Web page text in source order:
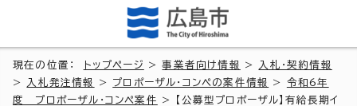
現在の位置： トップページ >事業者向け情報 >
入札・契約情報
>
入札発注情報 > プロポーザル・コンペの案件情報 > 令和6年
度 プロポーザル・コンペ案件
> 【公募型プロポーザル】有給長期イ